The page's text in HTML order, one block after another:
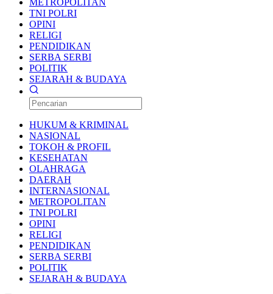
METROPOLITAN
TNI POLRI
OPINI
RELIGI
PENDIDIKAN
SERBA SERBI
POLITIK
SEJARAH & BUDAYA
HUKUM & KRIMINAL
NASIONAL
TOKOH & PROFIL
KESEHATAN
OLAHRAGA
DAERAH
INTERNASIONAL
METROPOLITAN
TNI POLRI
OPINI
RELIGI
PENDIDIKAN
SERBA SERBI
POLITIK
SEJARAH & BUDAYA